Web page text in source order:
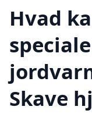
Hvad
Skave